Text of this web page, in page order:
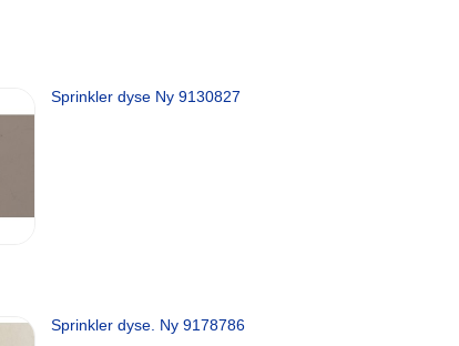
Sprinkler dyse Ny 9130827
Sprinkler dyse. Ny 9178786